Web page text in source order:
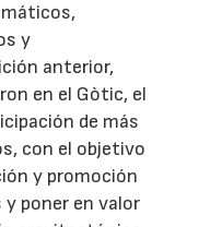
y
anterior,
en el Gòtic, el
de más
con el objetivo
y promoción
poner en valor